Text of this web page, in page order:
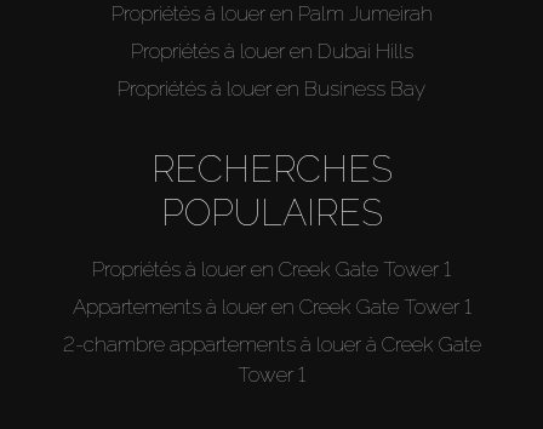
Propriétés à louer en Palm Jumeirah
Propriétés à louer en Dubai Hills
Propriétés à louer en Business Bay
RECHERCHES
POPULAIRES
Propriétés à louer en Creek Gate Tower 1
Appartements à louer en Creek Gate Tower 1
2-chambre appartements à louer à Creek Gate
Tower 1